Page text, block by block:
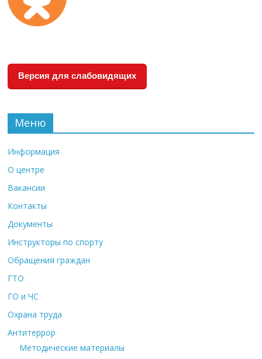
Версия для слабовидящих
Меню
Информация
О центре
Вакансии
Контакты
Документы
Инструкторы по спорту
Обращения граждан
ГТО
ГО и ЧС
Охрана труда
Антитеррор
Методические материалы